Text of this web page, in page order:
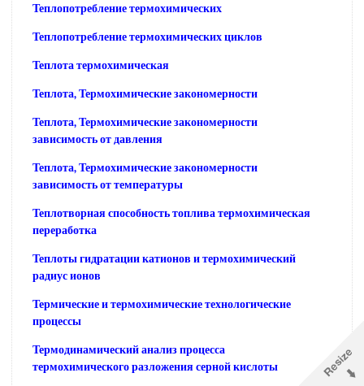
Теплопотребление термохимических
Теплопотребление термохимических циклов
Теплота термохимическая
Теплота, Термохимические закономерности
Теплота, Термохимические закономерности
зависимость от давления
Теплота, Термохимические закономерности
зависимость от температуры
Теплотворная способность топлива термохимическая
переработка
Теплоты гидратации катионов и термохимический
радиус ионов
Термические и термохимические технологические
процессы
Термодинамический анализ процесса
термохимического разложения серной кислоты